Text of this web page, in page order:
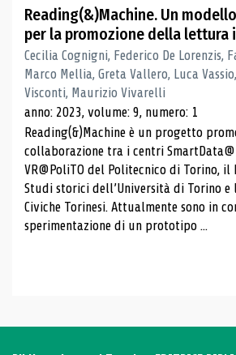
Reading(&)Machine. Un
per la promozione della lettura
Cecilia Cognigni, Federico De Lorenzis,
Marco Mellia, Greta Vallero, Luca
Visconti, Maurizio Vivarelli
anno: 2023, volume: 9, numero: 1
Reading(&)Machine è un progetto
collaborazione tra i centri
VR@PoliTO del Politecnico di Torino,
Studi storici dell’Università di Torino e
Civiche Torinesi. Attualmente sono in
sperimentazione di un prototipo ...